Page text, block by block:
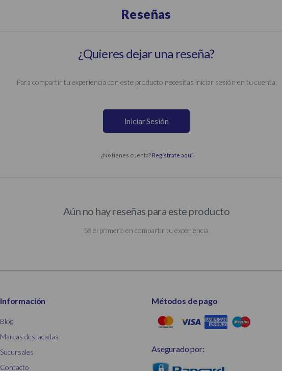
Reseñas
¿Quieres dejar una reseña?
Para compartir tu experiencia con este producto necesitas iniciar sesión en tu cuenta.
Iniciar Sesión
¿No tienes cuenta? Regístrate aquí
Aún no hay reseñas para este producto
Sé el primero en compartir tu experiencia
Información
Blog
Marcas destacadas
Sucursales
Contacto
Métodos de pago
Asegurado por: